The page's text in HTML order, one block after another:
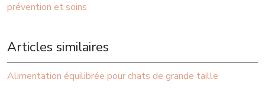
prévention et soins
Articles similaires
Alimentation équilibrée pour chats de grande taille